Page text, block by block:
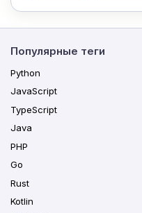
Популярные теги
Python
JavaScript
TypeScript
Java
PHP
Go
Rust
Kotlin